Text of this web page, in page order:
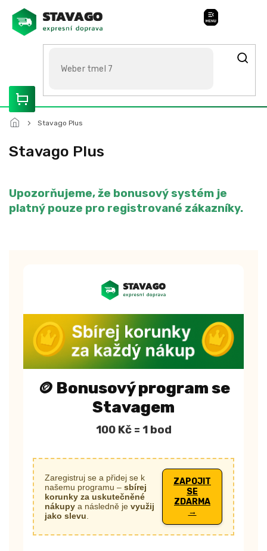
obsah
ROZVÁŽÍME OLOMOUCKO, SVITAVSKO, ŠUMPERSKO, BRNO,
PARDUBICE, HRADEC KRÁLOVÉ
Stavago Plus
Stavago Plus
Upozorňujeme, že bonusový systém je
platný pouze pro registrované zákazníky.
🪙 Bonusový program se
Stavagem
100 Kč = 1 bod
Zaregistruj se a přidej se k
našemu programu – sbírej
korunky za uskutečněné
nákupy a následně je využij
jako slevu
ZAPOJIT
SE
ZDARMA
→
Stavago Podpora